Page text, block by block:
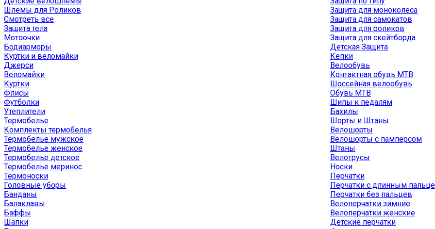
Шлемы для Роликов
Смотреть все
Защита тела
Мотоочки
Бодиарморы
Защита для моноколеса
Защита для самокатов
Защита для роликов
Защита для скейтборда
Детская Защита
Куртки и веломайки
Джерси
Веломайки
Куртки
Флисы
Футболки
Утеплители
Термобелье
Комплекты термобелья
Термобелье мужское
Термобелье женское
Термобелье детское
Термобелье меринос
Термоноски
Головные уборы
Банданы
Балаклавы
Баффы
Шапки
Кепки
Велообувь
Контактная обувь MTB
Шоссейная велообувь
Обувь MTB
Шипы к педалям
Бахилы
Шорты и Штаны
Велошорты
Велошорты с памперсом
Штаны
Велотрусы
Носки
Перчатки
Перчатки с длинным
Перчатки без пальцев
Велоперчатки зимние
Велоперчатки женские
Детские перчатки